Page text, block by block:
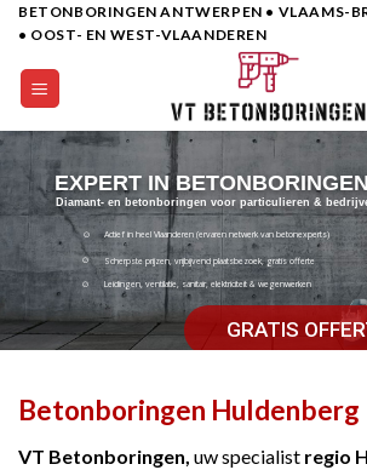
Skip
content
BETONBORINGEN ANTWERPEN • VLAAMS-
• OOST- EN WEST-VLAANDEREN
EXPERT IN BETONBORINGEN
Diamant- en betonboringen voor particulieren &
Actief in heel Vlaanderen (ervaren netwerk van betonexperts)
Scherpste prijzen, vrijbijvend plaatsbezoek, gratis offerte
Leidingen, ventilatie, sanitair, elektriciteit & wegenwerken
GRATIS
Betonboringen Huldenberg
VT Betonboringen, uw specialist regio